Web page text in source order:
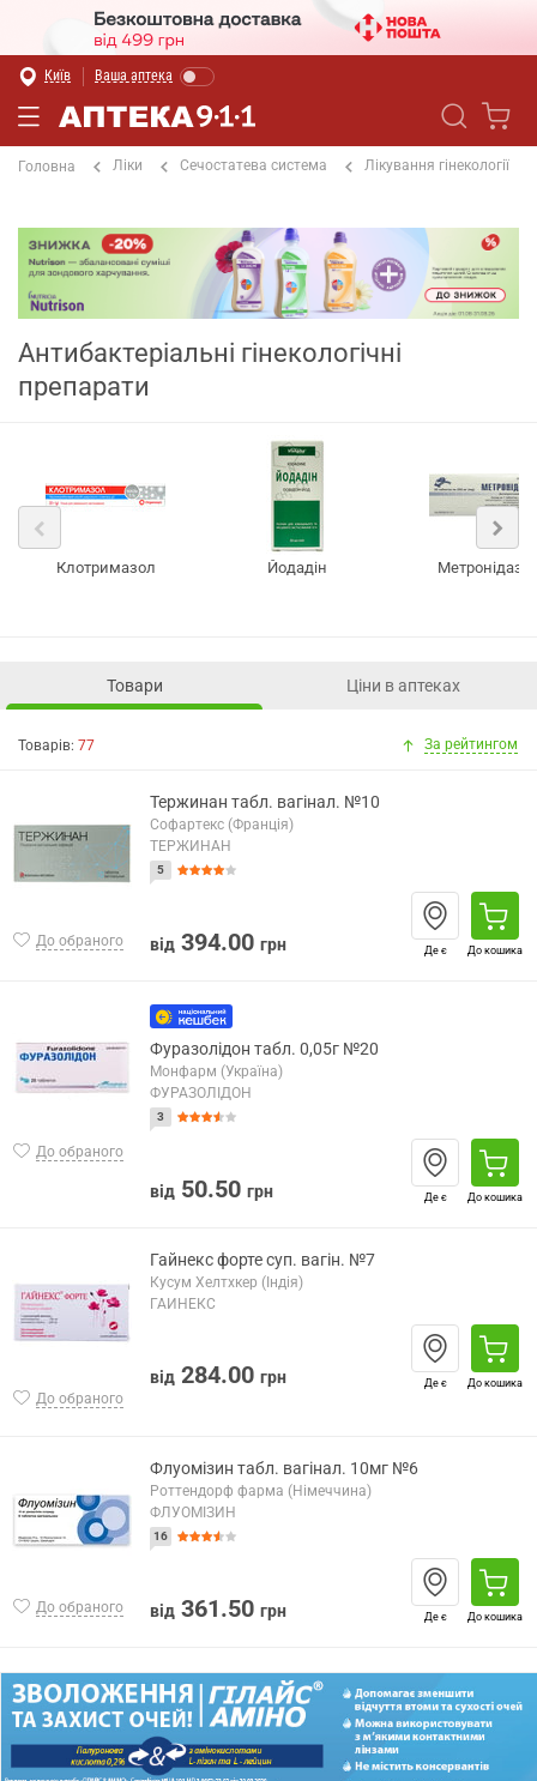
Київ Ваша аптека
Головна Ліки Сечостатева система Лікування гінекології
Антибактеріальні гінекологічні
препарати
Клотримазол Йодадін
Товари Ціни в аптеках
Товарів: 77 За рейтингом
До обраного
Тержинан табл. вагінал. №10
Софартекс (Франція)
ТЕРЖИНАН
5
від 394.00 грн Де є До кошика
До обраного
Фуразолідон табл. 0,05г №20
Монфарм (Україна)
ФУРАЗОЛІДОН
3
від 50.50 грн Де є До кошика
До обраного
Гайнекс форте суп. вагін. №7
Кусум Хелтхкер (Індія)
ГАЙНЕКС
від 284.00 грн Де є До кошика
До обраного
Флуомізин табл. вагінал. 10мг №6
Роттендорф фарма (Німеччина)
ФЛУОМІЗИН
16
від 361.50 грн Де є До кошика